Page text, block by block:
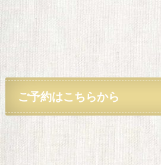
ご予約はこちらから